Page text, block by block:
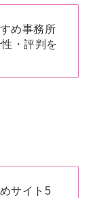
め事務所
・評判を
サイト5